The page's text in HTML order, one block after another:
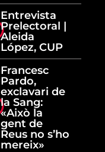
Entrevista
Prelectoral |
Aleida
López, CUP
Francesc
Pardo,
exclavari de
la Sang:
«Això la
gent de
Reus no s’ho
mereix»